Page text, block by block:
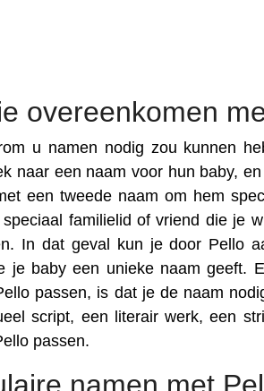
overeenkomen
u namen nodig zou kunnen
naar een naam voor hun baby,
een tweede naam om hem
familielid of vriend die je
In dat geval kun je door Pello
je baby een unieke naam geeft.
passen, is dat je de naam
script, een literair werk, een
passen.